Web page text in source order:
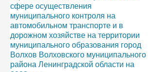
сфере осуществления
муниципального контроля на
автомобильном транспорте и в
дорожном хозяйстве на территории
муниципального образования город
Волхов Волховского муниципального
района Ленинградской области на